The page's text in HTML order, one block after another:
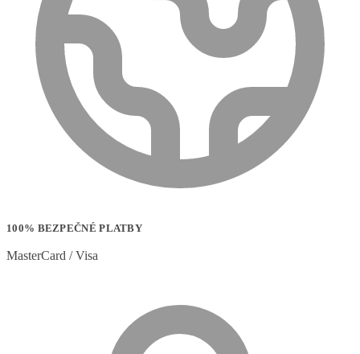
100% BEZPEČNÉ PLATBY
MasterCard / Visa